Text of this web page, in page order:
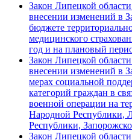
Закон Липецкой
внесении изменений в
бюджете
медицинского
год и на плановый
Закон Липецкой
внесении изменений в
мерах социальной
категорий граждан в
военной операции на
Народной Республики,
Республики,
Закон Липецкой